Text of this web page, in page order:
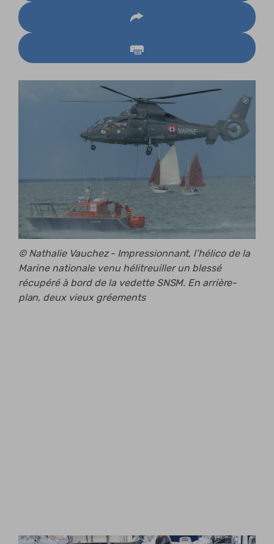
© Nathalie Vauchez - Impressionnant, l’hélico de la
Marine nationale venu hélitreuiller un blessé
récupéré à bord de la vedette SNSM. En arrière-
plan, deux vieux gréements